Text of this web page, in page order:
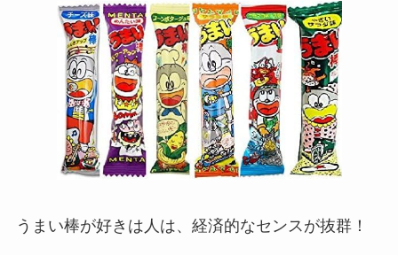
うまい棒が好きは人は、 経済的なセンス が抜群！